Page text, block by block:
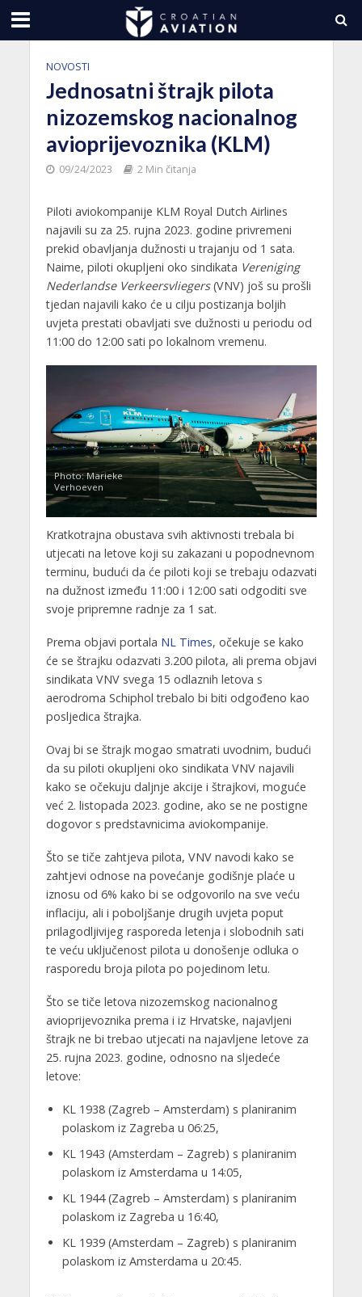
NOVOSTI
Jednosatni štrajk pilota
nizozemskog nacionalnog
avioprijevoznika (KLM)
09/24/2023 2 Min čitanja
Piloti aviokompanije KLM Royal Dutch Airlines
najavili su za 25. rujna 2023. godine privremeni
prekid obavljanja dužnosti u trajanju od 1 sata.
Naime, piloti okupljeni oko sindikata Vereniging
Nederlandse Verkeersvliegers(VNV) još su prošli
tjedan najavili kako će u cilju postizanja boljih
uvjeta prestati obavljati sve dužnosti u periodu od
11:00 do 12:00 sati po lokalnom vremenu.
Photo: Marieke
Verhoeven
Kratkotrajna obustava svih aktivnosti trebala bi
utjecati na letove koji su zakazani u popodnevnom
terminu, budući da će piloti koji se trebaju odazvati
na dužnost između 11:00 i 12:00 sati odgoditi sve
svoje pripremne radnje za 1 sat.
Prema objavi portala NL Times, očekuje se kako
će se štrajku odazvati 3.200 pilota, ali prema objavi
sindikata VNV svega 15 odlaznih letova s
aerodroma Schiphol trebalo bi biti odgođeno kao
posljedica štrajka.
Ovaj bi se štrajk mogao smatrati uvodnim, budući
da su piloti okupljeni oko sindikata VNV najavili
kako se očekuju daljnje akcije i štrajkovi, moguće
već 2. listopada 2023. godine, ako se ne postigne
dogovor s predstavnicima aviokompanije.
Što se tiče zahtjeva pilota, VNV navodi kako se
zahtjevi odnose na povećanje godišnje plaće u
iznosu od 6% kako bi se odgovorilo na sve veću
inflaciju, ali i poboljšanje drugih uvjeta poput
prilagodljivijeg rasporeda letenja i slobodnih sati
te veću uključenost pilota u donošenje odluka o
rasporedu broja pilota po pojedinom letu.
Što se tiče letova nizozemskog nacionalnog
avioprijevoznika prema i iz Hrvatske, najavljeni
štrajk ne bi trebao utjecati na najavljene letove za
25. rujna 2023. godine, odnosno na sljedeće
letove:
KL 1938 (Zagreb – Amsterdam) s planiranim
polaskom iz Zagreba u 06:25,
KL 1943 (Amsterdam – Zagreb) s planiranim
polaskom iz Amsterdama u 14:05,
KL 1944 (Zagreb – Amsterdam) s planiranim
polaskom iz Zagreba u 16:40,
KL 1939 (Amsterdam – Zagreb) s planiranim
polaskom iz Amsterdama u 20:45.